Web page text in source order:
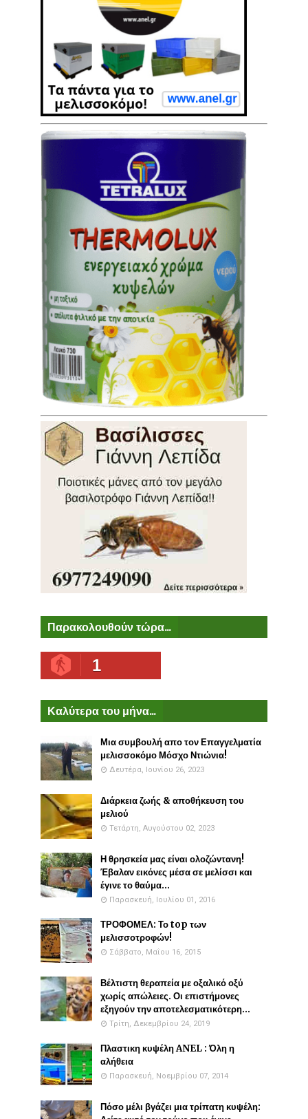
Παρακολουθούν τώρα...
1
Καλύτερα του μήνα...
Μια συμβουλή απο τον Επαγγελματία
μελισσοκόμο Μόσχο Ντιώνια!
Δευτέρα, Ιουνίου 26, 2023
Διάρκεια ζωής & αποθήκευση του
μελιού
Τετάρτη, Αυγούστου 02, 2023
Η θρησκεία μας είναι ολοζώντανη!
Έβαλαν εικόνες μέσα σε μελίσσι και
έγινε το θαύμα...
Παρασκευή, Ιουλίου 01, 2016
ΤΡΟΦΟΜΕΛ: Το top των
μελισσοτροφών!
Σάββατο, Μαΐου 16, 2015
Βέλτιστη θεραπεία με οξαλικό οξύ
χωρίς απώλειες. Οι επιστήμονες
εξηγούν την αποτελεσματικότερη...
Τρίτη, Δεκεμβρίου 24, 2019
Πλαστικη κυψέλη ANEL : Όλη η
αλήθεια
Παρασκευή, Νοεμβρίου 07, 2014
Πόσο μέλι βγάζει μια τρίπατη κυψέλη: